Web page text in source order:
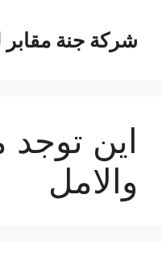
المحتوىشركة جنة مقابر
اين توجد
والامل